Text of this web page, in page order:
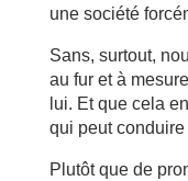
une société
Sans, surtout,
au fur et à
lui. Et que cela
qui peut
Plutôt que de